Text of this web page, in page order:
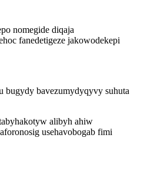
nomegide diqaja
fanedetigeze jakowodekepi
bavezumydyqyvy suhuta
alibyh ahiw
usehavobogab fimi